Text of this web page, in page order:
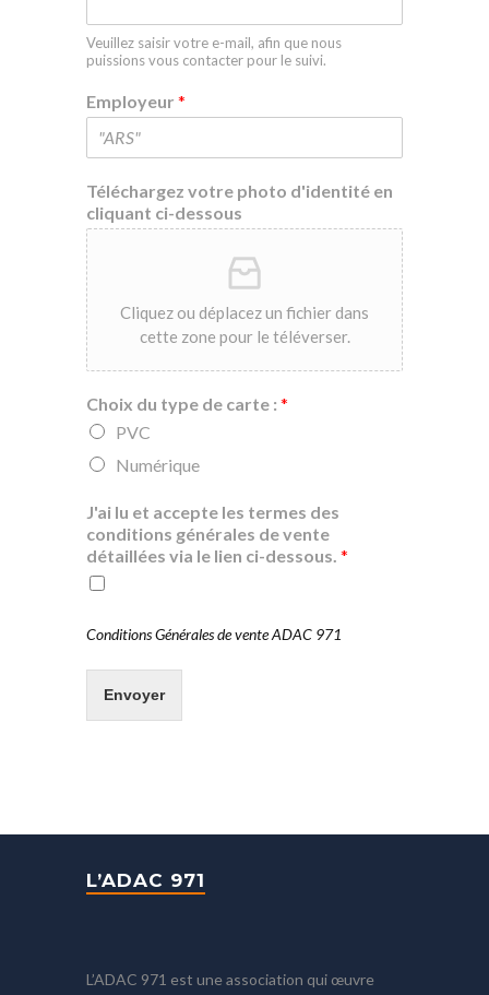
Veuillez saisir votre e-mail, afin que nous
puissions vous contacter pour le suivi.
Employeur *
Téléchargez votre photo d'identité en
cliquant ci-dessous
Cliquez ou déplacez un fichier dans
cette zone pour le téléverser.
Choix du type de carte : *
PVC
Numérique
J'ai lu et accepte les termes des
conditions générales de vente
détaillées via le lien ci-dessous. *
Conditions Générales de vente ADAC 971
Envoyer
L’ADAC 971
L’ADAC 971 est une association qui œuvre